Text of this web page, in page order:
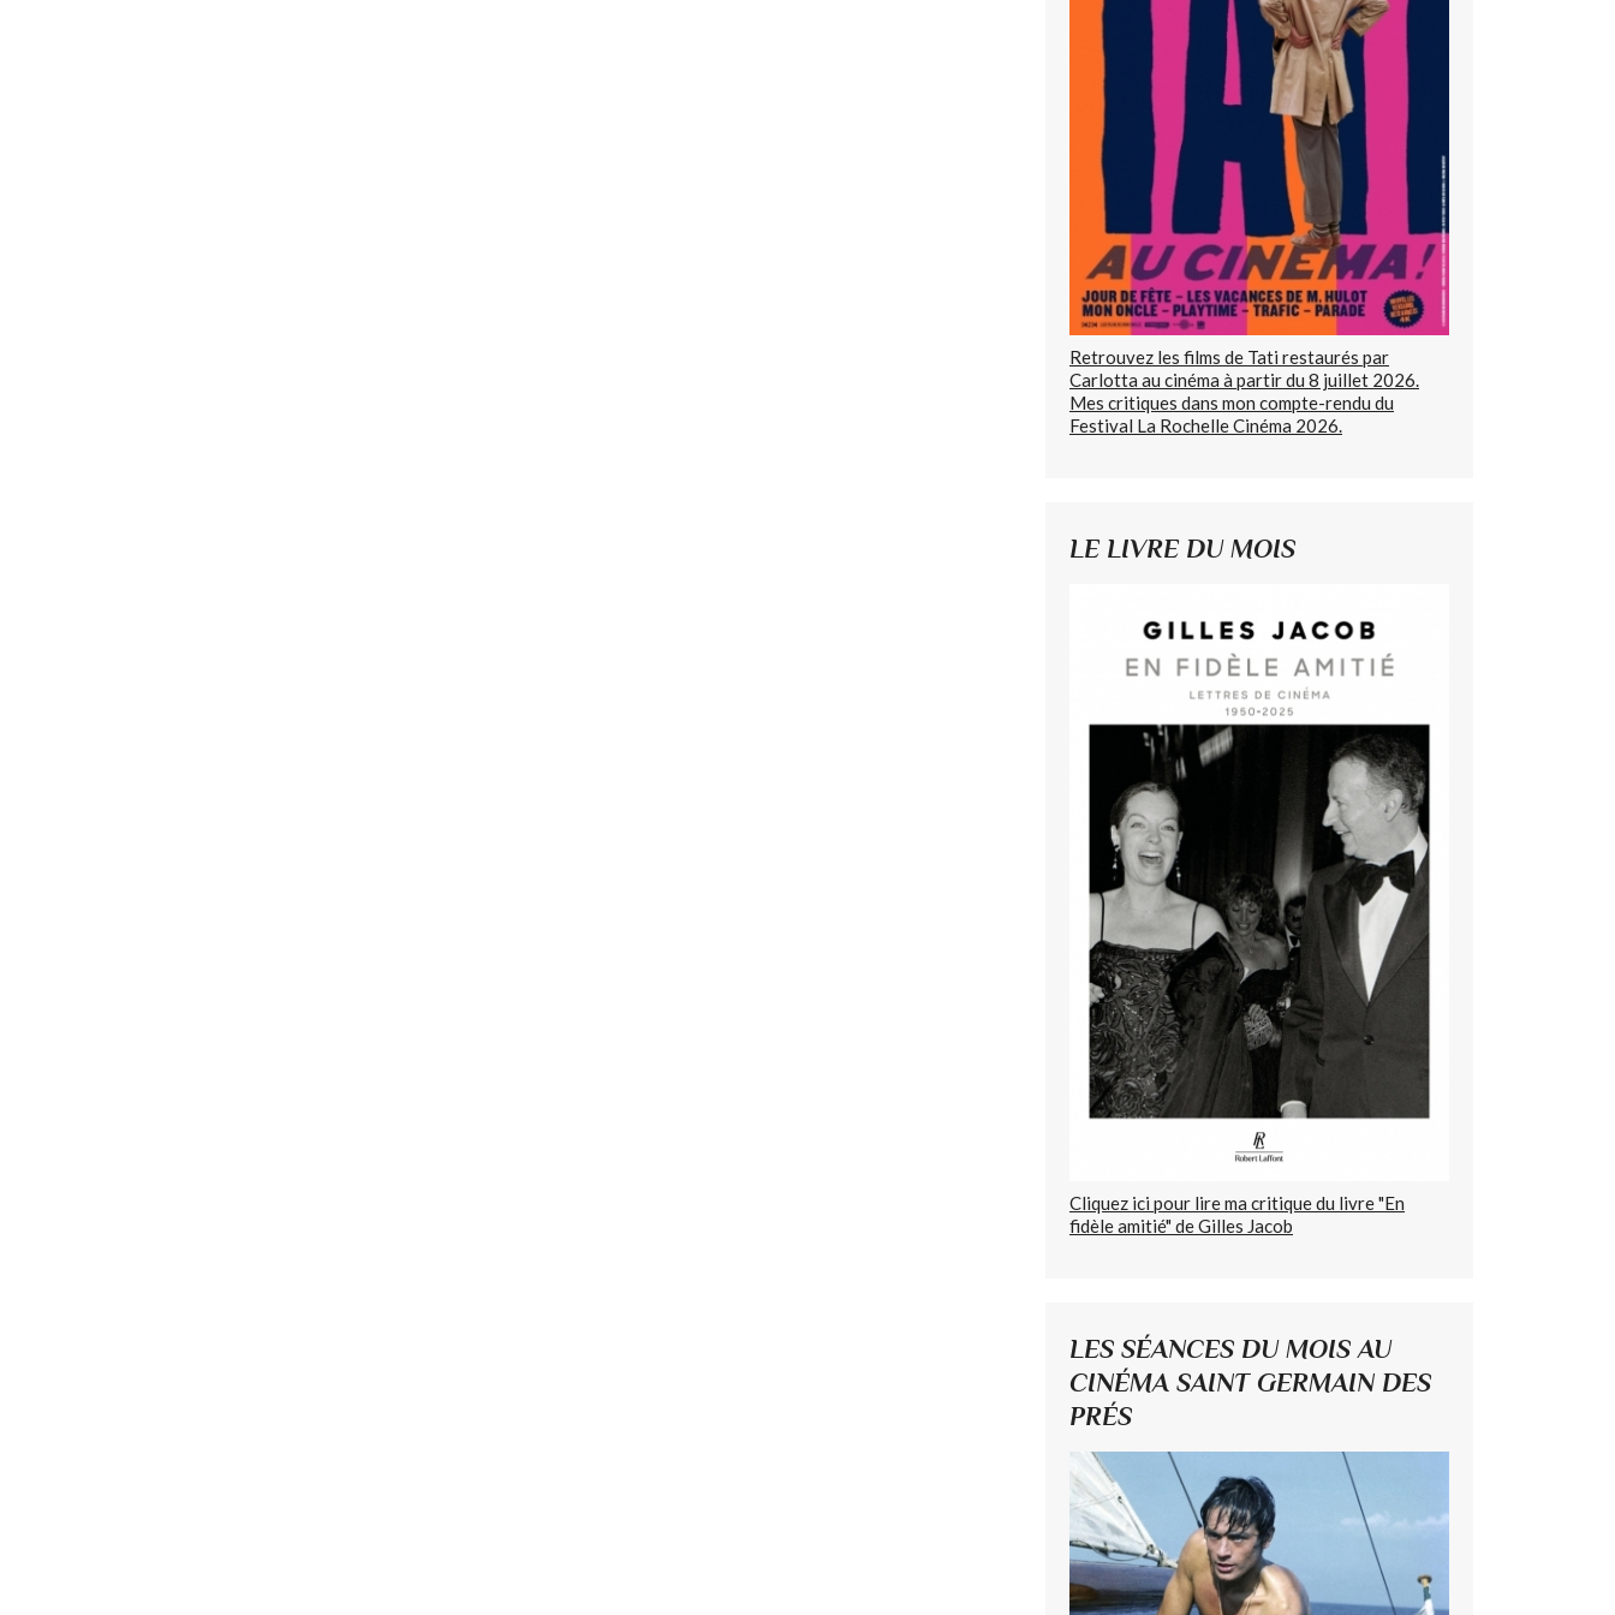
Retrouvez les films de Tati restaurés par
Carlotta au cinéma à partir du 8 juillet 2026.
Mes critiques dans mon compte-rendu du
Festival La Rochelle Cinéma 2026.
LE LIVRE DU MOIS
Cliquez ici pour lire ma critique du livre "En
fidèle amitié" de Gilles Jacob
LES SÉANCES DU MOIS AU
CINÉMA SAINT GERMAIN DES
PRÉS